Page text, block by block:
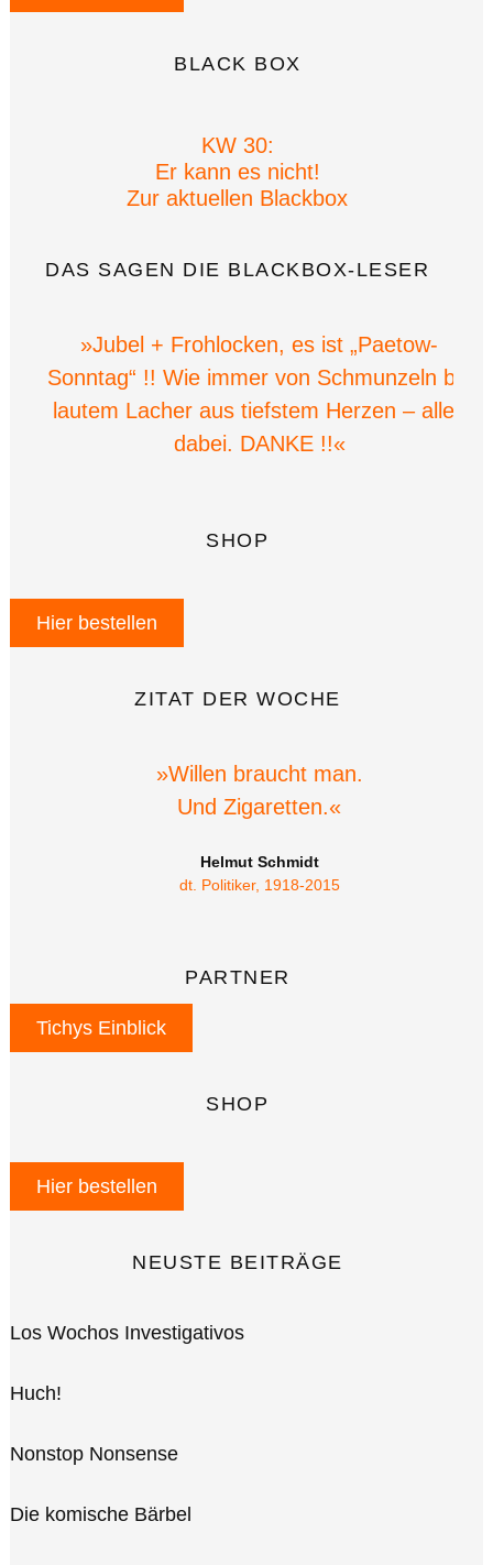
BLACK BOX
KW 30:
Er kann es nicht!
Zur aktuellen Blackbox
DAS SAGEN DIE BLACKBOX-LESER
»Jubel + Frohlocken, es ist „Paetow-
Sonntag“ !! Wie immer von Schmunzeln bis
lautem Lacher aus tiefstem Herzen – alles
dabei. DANKE !!«
SHOP
Hier bestellen
ZITAT DER WOCHE
»Willen braucht man.
Und Zigaretten.«
Helmut Schmidt
dt. Politiker, 1918-2015
PARTNER
Tichys Einblick
SHOP
Hier bestellen
NEUSTE BEITRÄGE
Los Wochos Investigativos
Huch!
Nonstop Nonsense
Die komische Bärbel